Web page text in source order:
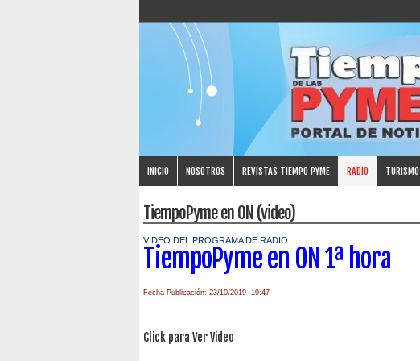
INICIO NOSOTROS REVISTAS TIEMPO PYME RADIO TURISMO
TiempoPyme en ON (video)
VIDEO DEL PROGRAMA DE RADIO
TiempoPyme en ON 1ª hora
Fecha Publicación: 23/10/2019 19:47
Click para Ver Video